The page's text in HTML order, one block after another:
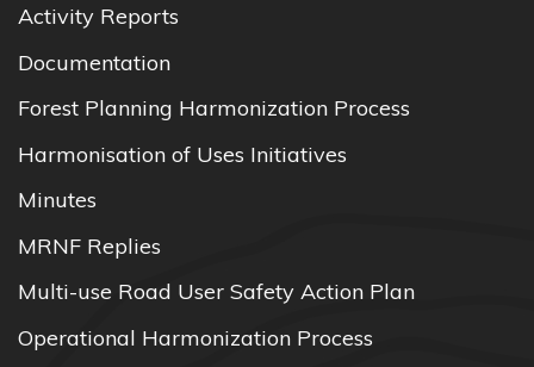
Activity Reports
Documentation
Forest Planning Harmonization Process
Harmonisation of Uses Initiatives
Minutes
MRNF Replies
Multi-use Road User Safety Action Plan
Operational Harmonization Process